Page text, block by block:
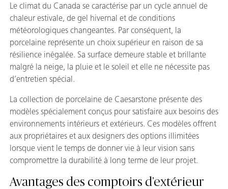
Le climat du Canada se caractérise par un cycle annuel de
chaleur estivale, de gel hivernal et de conditions
météorologiques changeantes. Par conséquent, la
porcelaine représente un choix supérieur en raison de sa
résilience inégalée. Sa surface demeure stable et brillante
malgré la neige, la pluie et le soleil et elle ne nécessite pas
d’entretien spécial.
La collection de porcelaine de Caesarstone présente des
modèles spécialement conçus pour satisfaire aux besoins des
environnements intérieurs et extérieurs. Ces modèles offrent
aux propriétaires et aux designers des options illimitées
lorsque vient le temps de donner vie à leur vision sans
compromettre la durabilité à long terme de leur projet.
Avantages des comptoirs d’extérieur